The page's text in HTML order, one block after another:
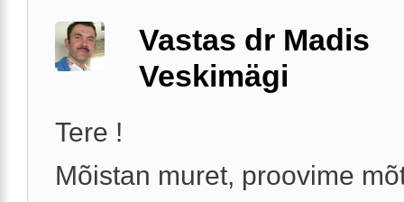
Vastas dr Madis
Veskimägi
Tere !
Mõistan muret, proovime